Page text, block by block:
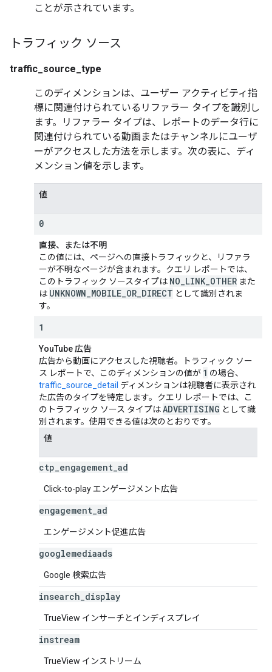
ことが示されています。
トラフィック ソース
traffic_source_type
このディメンションは、ユーザー アクティビティ指
標に関連付けられているリファラー タイプを識別し
ます。リファラー タイプは、レポートのデータ行に
関連付けられている動画またはチャンネルにユーザ
ーがアクセスした方法を示します。次の表に、ディ
メンション値を示します。
値
0
直接、または不明
この値には、ページへの直接トラフィックと、リファラ
ーが不明なページが含まれます。クエリ レポートでは、
このトラフィック ソースタイプは NO LINK OTHER また
は UNKNOWN MOBILE OR DIRECT として識別されま
す。
1
YouTube 広告
広告から動画にアクセスした視聴者。トラフィック ソー
ス レポートで、このディメンションの値が 1 の場合、
traffic_source_detail ディメンションは視聴者に表示され
た広告のタイプを特定します。クエリ レポートでは、こ
のトラフィック ソース タイプはADVERTISING として識
別されます。使用できる値は次のとおりです。
値
ctp engagement ad
Click-to-play エンゲージメント広告
engagement ad
エンゲージメント促進広告
googlemediaads
Google 検索広告
insearch display
TrueView インサーチとインディスプレイ
instream
TrueView インストリーム